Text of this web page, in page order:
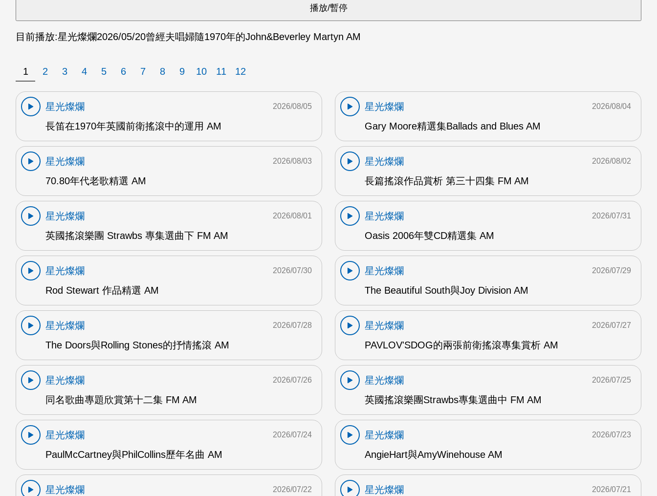
目前播放:星光燦爛2026/05/20曾經夫唱婦隨1970年的John&Beverley Martyn AM
1 2 3 4 5 6 7 8 9 10 11 12
星光燦爛
長笛在1970年英國前衛搖滾中的運用 AM
2026/08/05
星光燦爛
Gary Moore精選集Ballads and Blues AM
2026/08/04
星光燦爛
70.80年代老歌精選 AM
2026/08/03
星光燦爛
長篇搖滾作品賞析 第三十四集 FM AM
2026/08/02
星光燦爛
英國搖滾樂團 Strawbs 專集選曲下 FM AM
2026/08/01
星光燦爛
Oasis 2006年雙CD精選集 AM
2026/07/31
星光燦爛
Rod Stewart 作品精選 AM
2026/07/30
星光燦爛
The Beautiful South與Joy Division AM
2026/07/29
星光燦爛
The Doors與Rolling Stones的抒情搖滾 AM
2026/07/28
星光燦爛
PAVLOV'SDOG的兩張前衛搖滾專集賞析 AM
2026/07/27
星光燦爛
同名歌曲專題欣賞第十二集 FM AM
2026/07/26
星光燦爛
英國搖滾樂團Strawbs專集選曲中 FM AM
2026/07/25
星光燦爛
PaulMcCartney與PhilCollins歷年名曲 AM
2026/07/24
星光燦爛
AngieHart與AmyWinehouse AM
2026/07/23
星光燦爛
2026/07/22
星光燦爛
2026/07/21